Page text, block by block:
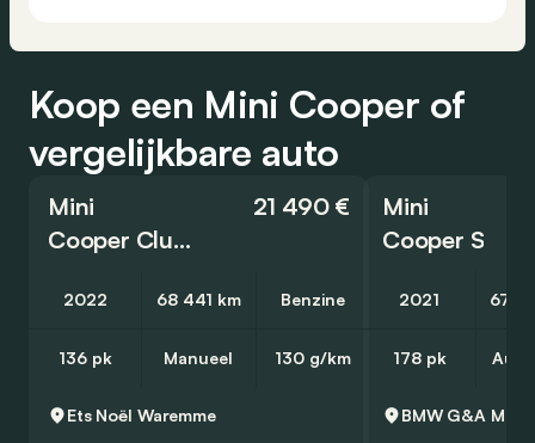
Koop een Mini Cooper of
vergelijkbare auto
Mini
Cooper Clubman
21 490 €
2022 68 441 km Benzine
136 pk Manueel 130 g/km
Ets Noël Waremme
Mini
Cooper S
2021 67
178 pk
BMW G&A